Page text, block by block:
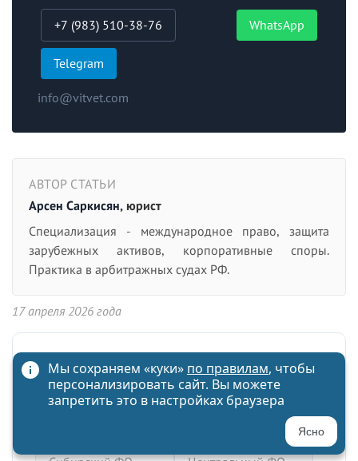
+7 (983) 510-38-76 WhatsApp
Telegram
info@vitvet.com
АВТОР СТАТЬИ
Арсен Саркисян, юрист
Специализация - международное право, защита
зарубежных активов, корпоративные споры.
Практика в арбитражных судах РФ.
17 апреля 2026 года
Из нашей практики
Взыскали больше 9
Исключили
участника с долей
Мы сохраняем «куки» по правилам, чтобы
персонализировать сайт. Вы можете
запретить это в настройках браузера
Ясно